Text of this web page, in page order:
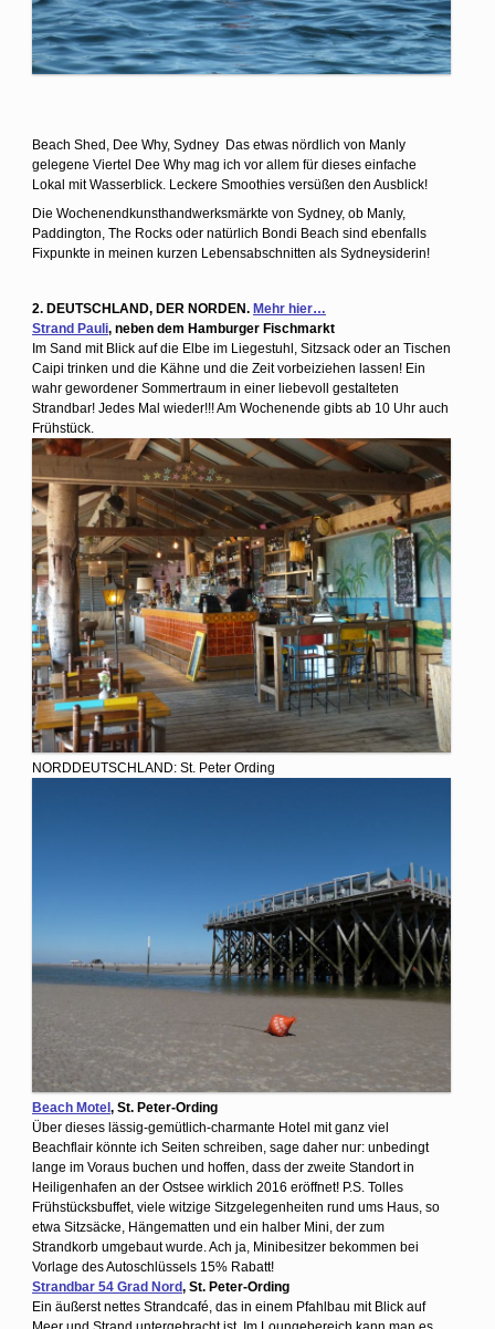
Beach Shed, Dee Why, Sydney Das etwas nördlich von Manly
gelegene Viertel Dee Why mag ich vor allem für dieses einfache
Lokal mit Wasserblick. Leckere Smoothies versüßen den Ausblick!
Die Wochenendkunsthandwerksmärkte von Sydney, ob Manly,
Paddington, The Rocks oder natürlich Bondi Beach sind ebenfalls
Fixpunkte in meinen kurzen Lebensabschnitten als Sydneysiderin!
2. DEUTSCHLAND, DER NORDEN. Mehr hier…
Strand Pauli, neben dem Hamburger Fischmarkt
Im Sand mit Blick auf die Elbe im Liegestuhl, Sitzsack oder an Tischen
Caipi trinken und die Kähne und die Zeit vorbeiziehen lassen! Ein
wahr gewordener Sommertraum in einer liebevoll gestalteten
Strandbar! Jedes Mal wieder!!! Am Wochenende gibts ab 10 Uhr auch
Frühstück.
NORDDEUTSCHLAND: St. Peter Ording
Beach Motel , St. Peter-Ording
Über dieses lässig-gemütlich-charmante Hotel mit ganz viel
Beachflair könnte ich Seiten schreiben, sage daher nur: unbedingt
lange im Voraus buchen und hoffen, dass der zweite Standort in
Heiligenhafen an der Ostsee wirklich 2016 eröffnet! P.S. Tolles
Frühstücksbuffet, viele witzige Sitzgelegenheiten rund ums Haus, so
etwa Sitzsäcke, Hängematten und ein halber Mini, der zum
Strandkorb umgebaut wurde. Ach ja, Minibesitzer bekommen bei
Vorlage des Autoschlüssels 15% Rabatt!
Strandbar 54 Grad Nord, St. Peter-Ording
Ein äußerst nettes Strandcafé, das in einem Pfahlbau mit Blick auf